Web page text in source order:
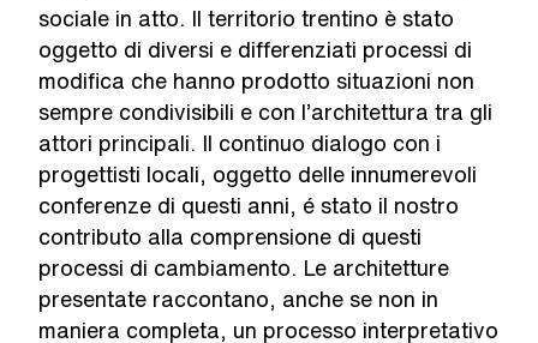
sociale in atto. Il territorio trentino è stato
oggetto di diversi e differenziati processi di
modifica che hanno prodotto situazioni non
sempre condivisibili e con l’architettura tra gli
attori principali. Il continuo dialogo con i
progettisti locali, oggetto delle innumerevoli
conferenze di questi anni, é stato il nostro
contributo alla comprensione di questi
processi di cambiamento. Le architetture
presentate raccontano, anche se non in
maniera completa, un processo interpretativo